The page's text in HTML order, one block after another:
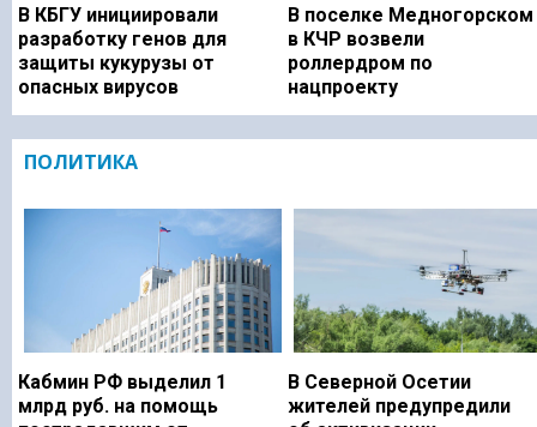
В КБГУ инициировали
разработку генов для
защиты кукурузы от
опасных вирусов
В поселке Медногорском
в КЧР возвели
роллердром по
нацпроекту
ПОЛИТИКА
Кабмин РФ выделил 1
млрд руб. на помощь
В Северной Осетии
жителей предупредили